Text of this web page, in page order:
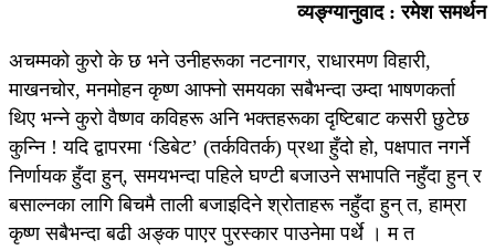
व्यङ्ग्यानुवाद : रमेश समर्थन
अचम्मको कुरो के छ भने उनीहरूका नटनागर, राधारमण विहारी,
माखनचोर, मनमोहन कृष्ण आफ्नो समयका सबैभन्दा उम्दा भाषणकर्ता
थिए भन्ने कुरो वैष्णव कविहरू अनि भक्तहरूका दृष्टिबाट कसरी छुटेछ
कुन्नि ! यदि द्वापरमा ‘डिबेट’ (तर्कवितर्क) प्रथा हुँदो हो, पक्षपात नगर्ने
निर्णायक हुँदा हुन्, समयभन्दा पहिले घण्टी बजाउने सभापति नहुँदा हुन् र
बसाल्नका लागि बिचमै ताली बजाइदिने श्रोताहरू नहुँदा हुन् त, हाम्रा
कृष्ण सबैभन्दा बढी अङ्क पाएर पुरस्कार पाउनेमा पर्थे । म त